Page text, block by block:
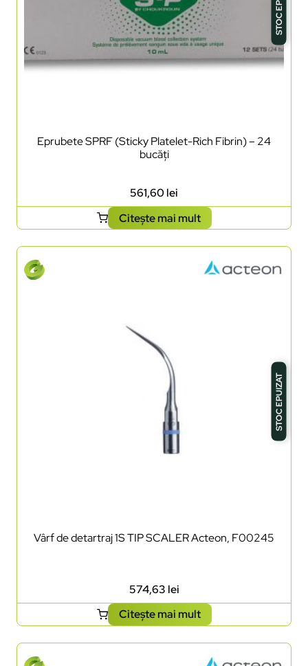
Eprubete SPRF (Sticky Platelet-Rich Fibrin) – 24
bucăți
561,60 lei
Citește mai mult
STOC EPUIZAT
Vârf de detartraj 1S TIP SCALER Acteon, F00245
574,63 lei
Citește mai mult